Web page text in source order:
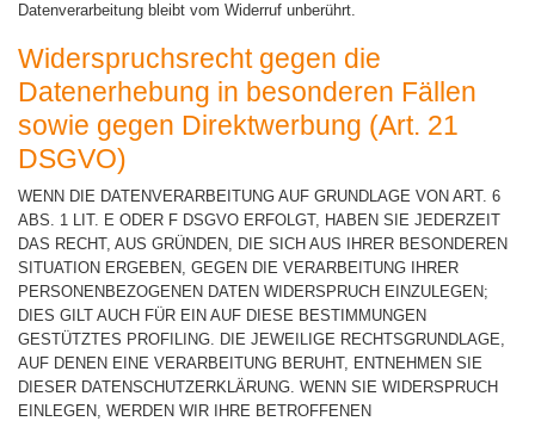
Datenverarbeitung bleibt vom Widerruf unberührt.
Widerspruchsrecht gegen die
Datenerhebung in besonderen Fällen
sowie gegen Direktwerbung (Art. 21
DSGVO)
WENN DIE DATENVERARBEITUNG AUF GRUNDLAGE VON ART. 6
ABS. 1 LIT. E ODER F DSGVO ERFOLGT, HABEN SIE JEDERZEIT
DAS RECHT, AUS GRÜNDEN, DIE SICH AUS IHRER BESONDEREN
SITUATION ERGEBEN, GEGEN DIE VERARBEITUNG IHRER
PERSONENBEZOGENEN DATEN WIDERSPRUCH EINZULEGEN;
DIES GILT AUCH FÜR EIN AUF DIESE BESTIMMUNGEN
GESTÜTZTES PROFILING. DIE JEWEILIGE RECHTSGRUNDLAGE,
AUF DENEN EINE VERARBEITUNG BERUHT, ENTNEHMEN SIE
DIESER DATENSCHUTZERKLÄRUNG. WENN SIE WIDERSPRUCH
EINLEGEN, WERDEN WIR IHRE BETROFFENEN